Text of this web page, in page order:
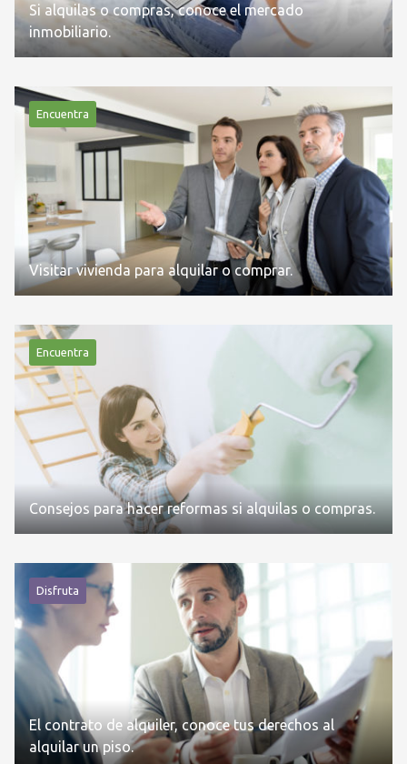
Si alquilas o compras, conoce el mercado
inmobiliario.
Encuentra
Visitar vivienda para alquilar o comprar.
Encuentra
Consejos para hacer reformas si alquilas o compras.
Disfruta
El contrato de alquiler, conoce tus derechos al
alquilar un piso.